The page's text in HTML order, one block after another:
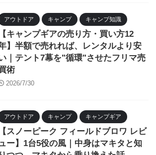
アウトドア キャンプ キャンプ知識
【キャンプギアの売り方・買い方12
】半額で売れれば、レンタルより安
｜テント7幕を"循環"させたフリマ売
術
2026/7/30
アウトドア キャンプ キャンプギア
【スノーピーク フィールドブロワ レビ
ー】1台5役の風｜中身はマキタと知